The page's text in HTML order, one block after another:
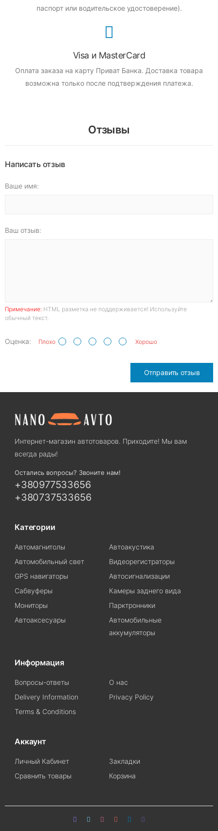
паспорт или водительское удостоверение).
Visa и MasterCard
Оплата заказа на карту Приват Банка. Доставка товара
возможна только после подтверждения платежа.
Отзывы
Написать отзыв
Ваше имя:
Ваш отзыв:
Примечание: HTML разметка не поддерживается! Используйте
обычный текст.
Оценка: Плохо Хорошо
Отправить отзыв
Интернет-магазин автотоваров. Приходите! Мы вам
всегда рады!
Остались вопросы? Звоните нам!
+380977533656
+380737533656
Категории
Автомагнитолы
Автоакустика
Автомобильный свет
Видеорегистраторы
GPS навигаторы
Автосигнализации
Сабвуферы
Камеры заднего вида
Мониторы
Парктронники
Автоаксесуары
Автомобильные
аккумуляторы
Информация
Вопросы-ответы
О нас
Delivery Information
Privacy Policy
Terms & Conditions
Аккаунт
Личный Кабинет
Закладки
Сравнить товары
Корзина